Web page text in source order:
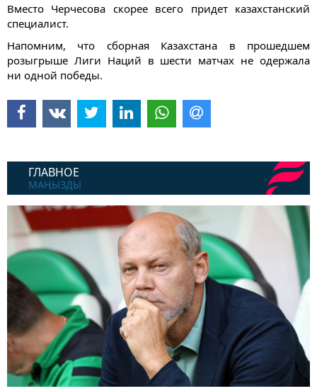
ГЛАВНОЕ
МАҢЫЗДЫ
Вместо Черчесова скорее всего придет казахстанский
специалист.
Напомним, что сборная Казахстана в прошедшем
розыгрыше Лиги Наций в шести матчах не одержала
ни одной победы.